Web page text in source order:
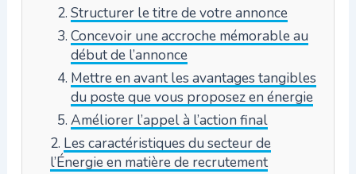
Structurer le titre de votre annonce
Concevoir une accroche mémorable au
début de l’annonce
Mettre en avant les avantages tangibles
du poste que vous proposez en énergie
Améliorer l’appel à l’action final
Les caractéristiques du secteur de
l’Énergie en matière de recrutement